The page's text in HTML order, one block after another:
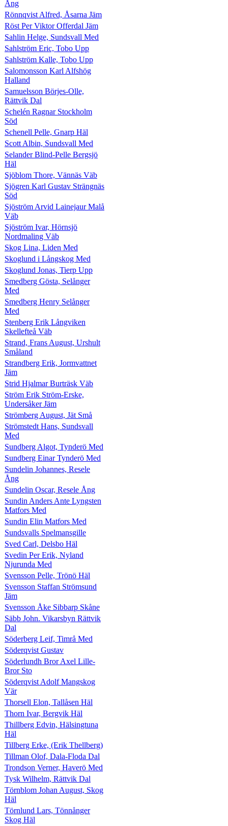
Ång
Rönnqvist Alfred, Åsarna Jäm
Röst Per Viktor Offerdal Jäm
Sahlin Helge, Sundsvall Med
Sahlström Eric, Tobo Upp
Sahlström Kalle, Tobo Upp
Salomonsson Karl Alfshög
Halland
Samuelsson Börjes-Olle,
Rättvik Dal
Schelén Ragnar Stockholm
Söd
Schenell Pelle, Gnarp Häl
Scott Albin, Sundsvall Med
Selander Blind-Pelle Bergsjö
Häl
Sjöblom Thore, Vännäs Väb
Sjögren Karl Gustav Strängnäs
Söd
Sjöström Arvid Lainejaur Malå
Väb
Sjöström Ivar, Hörnsjö
Nordmaling Väb
Skog Lina, Liden Med
Skoglund i Långskog Med
Skoglund Jonas, Tierp Upp
Smedberg Gösta, Selånger
Med
Smedberg Henry Selånger
Med
Stenberg Erik Långviken
Skellefteå Väb
Strand, Frans August, Urshult
Småland
Strandberg Erik, Jormvattnet
Jäm
Strid Hjalmar Burträsk Väb
Ström Erik Ström-Erske,
Undersåker Jäm
Strömberg August, Jät Små
Strömstedt Hans, Sundsvall
Med
Sundberg Algot, Tynderö Med
Sundberg Einar Tynderö Med
Sundelin Johannes, Resele
Ång
Sundelin Oscar, Resele Ång
Sundin Anders Ante Lyngsten
Matfors Med
Sundin Elin Matfors Med
Sundsvalls Spelmansgille
Sved Carl, Delsbo Häl
Svedin Per Erik, Nyland
Njurunda Med
Svensson Pelle, Trönö Häl
Svensson Staffan Strömsund
Jäm
Svensson Åke Sibbarp Skåne
Säbb John. Vikarsbyn Rättvik
Dal
Söderberg Leif, Timrå Med
Söderqvist Gustav
Söderlundh Bror Axel Lille-
Bror Sto
Söderqvist Adolf Mangskog
Vär
Thorsell Elon, Tallåsen Häl
Thorn Ivar, Bergvik Häl
Thillberg Edvin, Hälsingtuna
Häl
Tillberg Erke, (Erik Thellberg)
Tillman Olof, Dala-Floda Dal
Trondson Verner, Haverö Med
Tysk Wilhelm, Rättvik Dal
Törnblom Johan August, Skog
Häl
Törnlund Lars, Tönnånger
Skog Häl